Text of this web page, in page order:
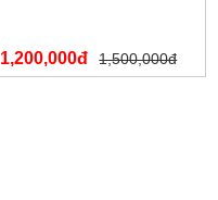
1,200,000đ 1,500,000đ